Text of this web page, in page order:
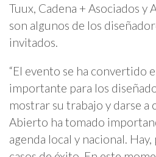
Tuux, Cadena + Asociados y
son algunos de los
invitados.
“El evento se ha convertido
importante para los
mostrar su trabajo y darse a
Abierto ha tomado
agenda local y nacional.